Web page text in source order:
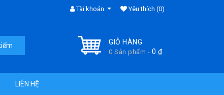
Tài khoản Yêu thích (0)
GIỎ HÀNG
0 Sản phẩm - 0 ₫
LIÊN HỆ